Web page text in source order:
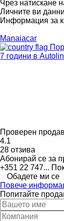
Чрез натискане
Личните ви
Информация за
Manaiacar
7 години в
Проверен
4.1
28 отзива
Абонирай се за
+351 22 747...
Обадете ми се
Повече
Попитайте